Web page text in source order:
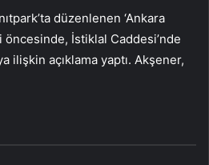
düzenlenen ‘Ankara
öncesinde, İstiklal Caddesi’nde
ilişkin açıklama yaptı. Akşener,